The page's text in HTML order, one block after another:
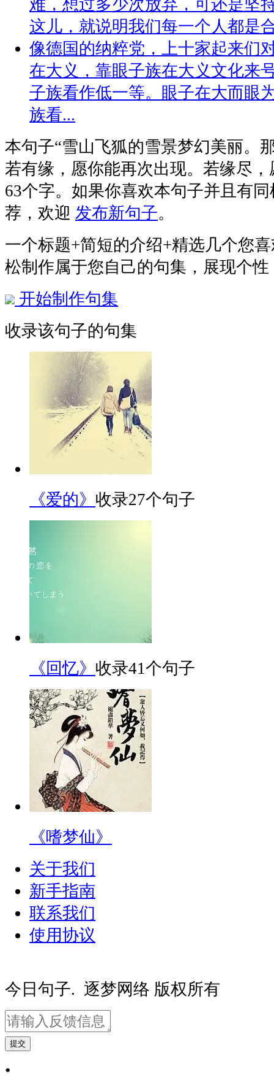
难，想过多少次放弃，可还是坚
这儿，就说明我们每一个人都是
像德国的纳粹党，上十家起来们
在大义，靠眼子族在大义文化来
子族看作低一等。眼子在大而眼
族看...
本句子“雪山飞狐的雪景梦幻美丽。
若有缘，愿你能再次出现。若缘尽
63个字。如果你喜欢本句子并且有
荐，欢迎 发布新句子。
一个标题+简短的介绍+精选几个您
松制作属于您自己的句集，展现个
开始制作句集
收录该句子的句集
《爱的》 收录27个句子
《回忆》 收录41个句子
《嗜梦仙》
关于我们
新手指南
联系我们
使用协议
今日句子. 逐梦网络 版权所有
提交
•